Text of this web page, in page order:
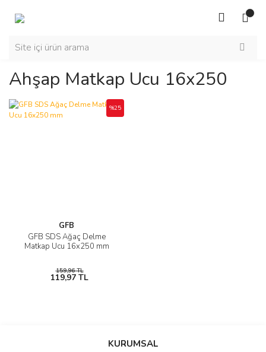
Ahşap Matkap Ucu 16x250
GFB
GFB SDS Ağaç Delme
Matkap Ucu 16x250 mm
%25
159,96 TL
119,97 TL
KURUMSAL